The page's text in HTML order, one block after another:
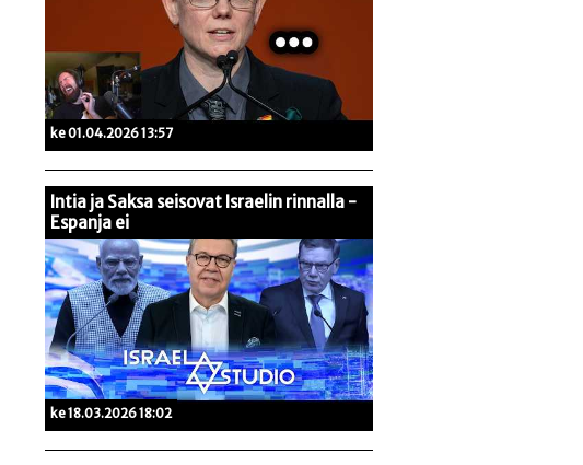
ke 01.04.2026 13:57
Intia ja Saksa seisovat Israelin rinnalla -
Espanja ei
ke 18.03.2026 18:02